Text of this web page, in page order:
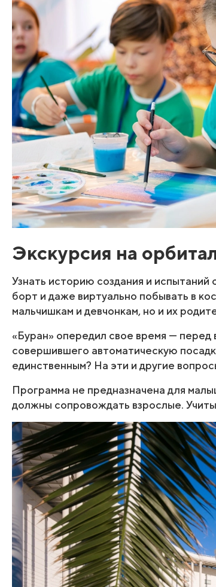
Экскурсия на
Узнать историю создания и испытаний
борт и даже виртуально побывать в
мальчишкам и девчонкам, но и их
«Буран» опередил свое время — перед
совершившего автоматическую
единственным? На эти и другие
Программа не предназначена для
должны сопровождать взрослые.